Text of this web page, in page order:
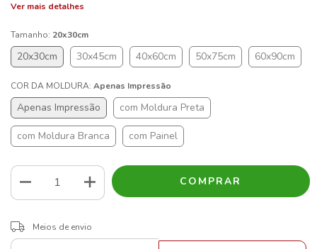
Ver mais detalhes
Tamanho: 20x30cm
20x30cm 30x45cm 40x60cm 50x75cm 60x90cm
COR DA MOLDURA: Apenas Impressão
Apenas Impressão com Moldura Preta
com Moldura Branca com Painel
Entregas para o CEP:
Meios de envio